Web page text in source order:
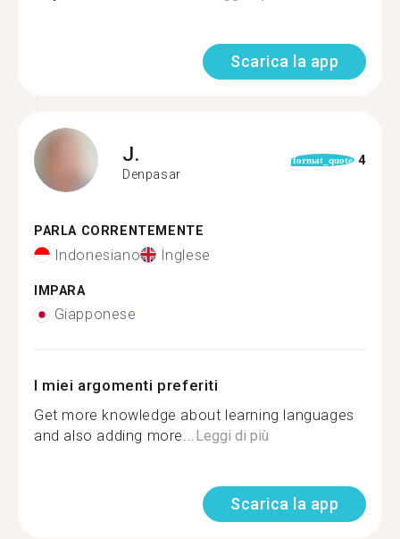
Scarica la app
J.
Denpasar
format_quote 4
PARLA CORRENTEMENTE
Indonesiano Inglese
IMPARA
Giapponese
I miei argomenti preferiti
Get more knowledge about learning languages
and also adding more...Leggi di più
Scarica la app